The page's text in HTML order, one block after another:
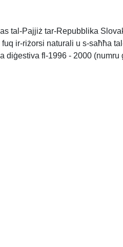
tal-Pajjiż tar-Repubblika
fuq ir-riżorsi naturali u s-saħħa
diġestiva fl-1996 - 2000